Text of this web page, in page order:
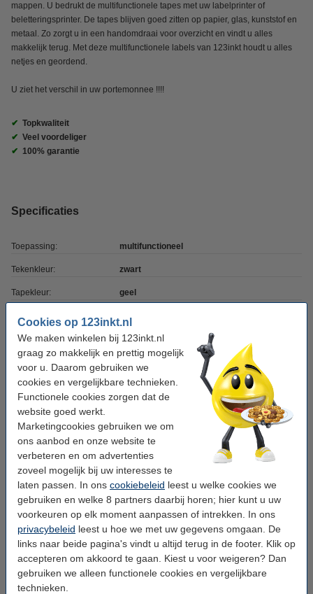
Cookies op 123inkt.nl
We maken winkelen bij 123inkt.nl
graag zo makkelijk en prettig mogelijk
voor u. Daarom gebruiken we
cookies en vergelijkbare technieken.
Functionele cookies zorgen dat de
website goed werkt.
Marketingcookies gebruiken we om
ons aanbod en onze website te
verbeteren en om advertenties
zoveel mogelijk bij uw interesses te
laten passen. In ons cookiebeleid leest u welke cookies we
gebruiken en welke 8 partners daarbij horen; hier kunt u uw
voorkeuren op elk moment aanpassen of intrekken. In ons
privacybeleid leest u hoe we met uw gegevens omgaan. De
links naar beide pagina's vindt u altijd terug in de footer. Klik op
accepteren om akkoord te gaan. Kiest u voor weigeren? Dan
gebruiken we alleen functionele cookies en vergelijkbare
technieken.
mappen. U bedrukt de multifunctionele tapes met uw labelprinter of
beletteringsprinter. De tapes blijven goed zitten op papier, glas, kunststof en
metaal. Zo zorgt u in een handomdraai voor overzicht en vindt u alles
makkelijk terug. Met deze multifunctionele labels van 123inkt houdt u alles
netjes en geordend.
U ziet het verschil in uw portemonnee !!!!
✔ Topkwaliteit
✔ Veel voordeliger
✔ 100% garantie
Specificaties
Toepassing: multifunctioneel
Tekenkleur: zwart
Tapekleur: geel
Afmetingen: 6 mm x 7 m (BxL)
Merk: 123inkt
zelfklevend
Fabrieksnr: S0720790
Ons artikelnr:
Nummer: 43618
Winstpakker!
Aanbieding: 5x Dymo S0720790 / 43618 tape
zwart op geel 6 mm (123inkt huismerk)
€ 38,50
Tip: Multipack meebestellen
Aanbieding: 123inkt huismerk vervangt Dymo
D1 6 mm tape multipack (zwart op wit, zwart op